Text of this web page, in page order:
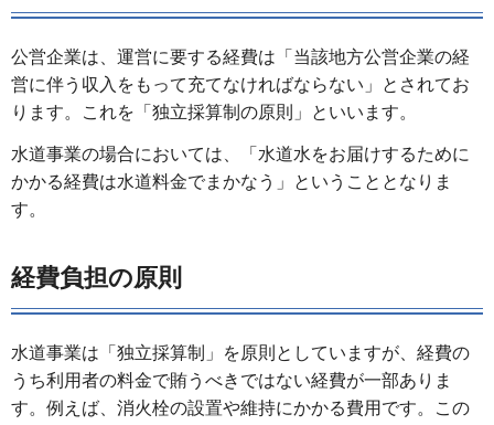
公営企業は、運営に要する経費は「当該地方公営企業の経
営に伴う収入をもって充てなければならない」とされてお
ります。これを「独立採算制の原則」といいます。
水道事業の場合においては、「水道水をお届けするために
かかる経費は水道料金でまかなう」ということとなりま
す。
経費負担の原則
水道事業は「独立採算制」を原則としていますが、経費の
うち利用者の料金で賄うべきではない経費が一部ありま
す。例えば、消火栓の設置や維持にかかる費用です。この